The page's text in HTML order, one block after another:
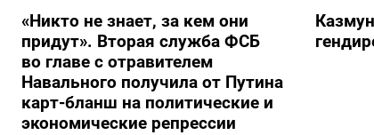
«Никто не знает, за кем они
придут». Вторая служба ФСБ
во главе с отравителем
Навального получила от Путина
карт-бланш на политические и
экономические репрессии